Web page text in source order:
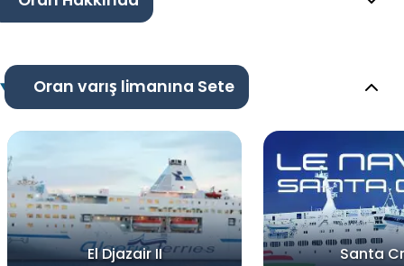
Oran varış limanına Sete
El Djazair II Santa